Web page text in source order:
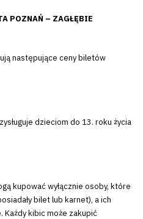
POZNAŃ – ZAGŁĘBIE
następujące ceny biletów
dzieciom do 13. roku życia
kupować wyłącznie osoby, które
bilet lub karnet), a ich
Każdy kibic może zakupić